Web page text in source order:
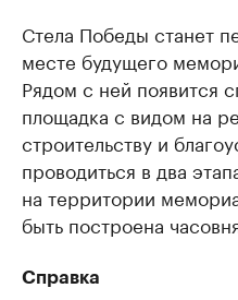
Стела Победы станет
месте будущего
Рядом с ней появится
площадка с видом на
строительству и
проводиться в два
на территории
быть построена
Справка